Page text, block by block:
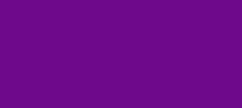
på chefgangen og i